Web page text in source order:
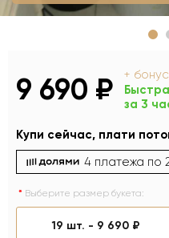
9 690 ₽ + бонус
за 3
Купи сейчас, плати
4 платежа по
Выберите размер букета:
19 шт. - 9 690 ₽